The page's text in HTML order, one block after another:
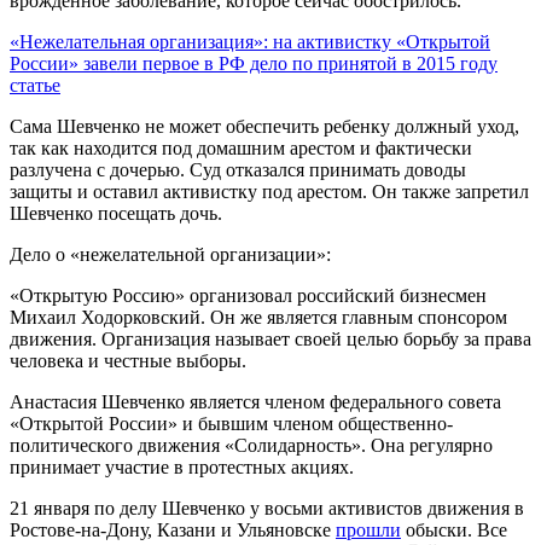
«Нежелательная организация»: на активистку «Открытой
России» завели первое в РФ дело по принятой в 2015 году
статье
Сама Шевченко не может обеспечить ребенку должный уход,
так как находится под домашним арестом и фактически
разлучена с дочерью. Суд отказался принимать доводы
защиты и оставил активистку под арестом. Он также запретил
Шевченко посещать дочь.
Дело о «нежелательной организации»:
«Открытую Россию» организовал российский бизнесмен
Михаил Ходорковский. Он же является главным спонсором
движения. Организация называет своей целью борьбу за права
человека и честные выборы.
Анастасия Шевченко является членом федерального совета
«Открытой России» и бывшим членом общественно-
политического движения «Солидарность». Она регулярно
принимает участие в протестных акциях.
21 января по делу Шевченко у восьми активистов движения в
Ростове-на-Дону, Казани и Ульяновске прошли обыски. Все